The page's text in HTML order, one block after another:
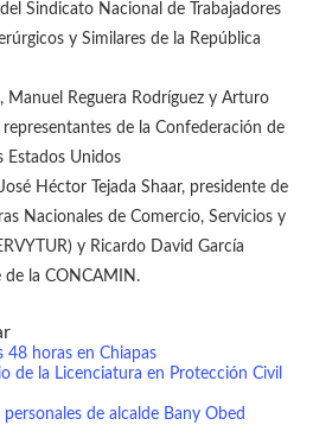
Sindicato Nacional de Trabajadores
y Similares de la República
Manuel Reguera Rodríguez y Arturo
de la Confederación de
Estados Unidos
Héctor Tejada Shaar, presidente de
Nacionales de Comercio, Servicios y
y Ricardo David García
de la CONCAMIN.
48 horas en Chiapas
de la Licenciatura en Protección Civil
de alcalde Bany Obed